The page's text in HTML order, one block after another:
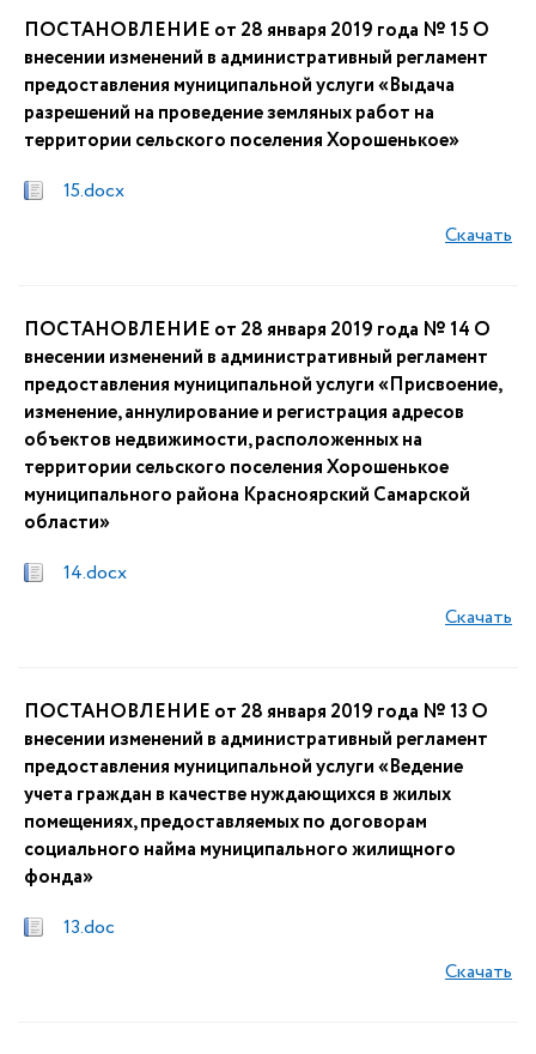
ПОСТАНОВЛЕНИЕ от 28 января 2019 года № 15 О
внесении изменений в административный регламент
предоставления муниципальной услуги «Выдача
разрешений на проведение земляных работ на
территории сельского поселения Хорошенькое»
15.docx
Скачать
ПОСТАНОВЛЕНИЕ от 28 января 2019 года № 14 О
внесении изменений в административный регламент
предоставления муниципальной услуги «Присвоение,
изменение, аннулирование и регистрация адресов
объектов недвижимости, расположенных на
территории сельского поселения Хорошенькое
муниципального района Красноярский Самарской
области»
14.docx
Скачать
ПОСТАНОВЛЕНИЕ от 28 января 2019 года № 13 О
внесении изменений в административный регламент
предоставления муниципальной услуги «Ведение
учета граждан в качестве нуждающихся в жилых
помещениях, предоставляемых по договорам
социального найма муниципального жилищного
фонда»
13.doc
Скачать